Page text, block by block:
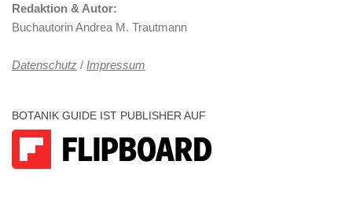
Redaktion & Autor:
Buchautorin Andrea M. Trautmann
Datenschutz / Impressum
BOTANIK GUIDE IST PUBLISHER AUF